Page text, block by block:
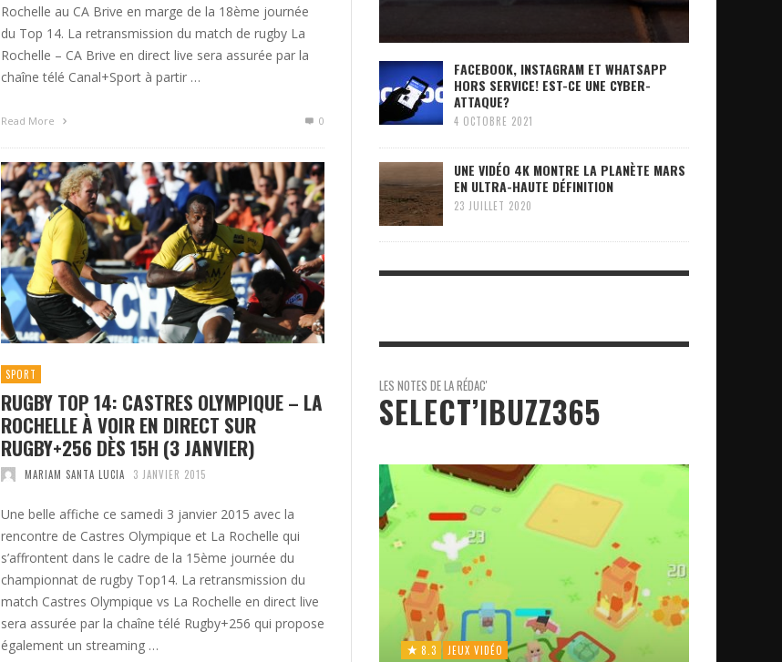
Rochelle au CA Brive en marge de la 18ème journée
du Top 14. La retransmission du match de rugby La
Rochelle – CA Brive en direct live sera assurée par la
chaîne télé Canal+Sport à partir …
Read More 0
SPORT
RUGBY TOP 14: CASTRES OLYMPIQUE – LA
ROCHELLE À VOIR EN DIRECT SUR
RUGBY+256 DÈS 15H (3 JANVIER)
MARIAM SANTA LUCIA 3 JANVIER 2015
Une belle affiche ce samedi 3 janvier 2015 avec la
rencontre de Castres Olympique et La Rochelle qui
s’affrontent dans le cadre de la 15ème journée du
championnat de rugby Top14. La retransmission du
match Castres Olympique vs La Rochelle en direct live
sera assurée par la chaîne télé Rugby+256 qui propose
également un streaming …
FACEBOOK, INSTAGRAM ET WHATSAPP
HORS SERVICE! EST-CE UNE CYBER-
ATTAQUE?
4 OCTOBRE 2021
UNE VIDÉO 4K MONTRE LA PLANÈTE MARS
EN ULTRA-HAUTE DÉFINITION
23 JUILLET 2020
LES NOTES DE LA RÉDAC'
SELECT’IBUZZ365
8.3 JEUX VIDÉO